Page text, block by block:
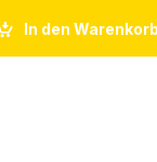
C091
In den Warenkorb